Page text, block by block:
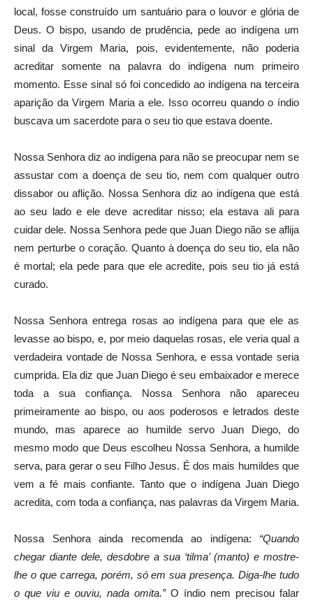
local, fosse construído um santuário para o louvor e glória de
Deus. O bispo, usando de prudência, pede ao indígena um
sinal da Virgem Maria, pois, evidentemente, não poderia
acreditar somente na palavra do indígena num primeiro
momento. Esse sinal só foi concedido ao indígena na terceira
aparição da Virgem Maria a ele. Isso ocorreu quando o índio
buscava um sacerdote para o seu tio que estava doente.
Nossa Senhora diz ao indígena para não se preocupar nem se
assustar com a doença de seu tio, nem com qualquer outro
dissabor ou aflição. Nossa Senhora diz ao indígena que está
ao seu lado e ele deve acreditar nisso; ela estava ali para
cuidar dele. Nossa Senhora pede que Juan Diego não se aflija
nem perturbe o coração. Quanto à doença do seu tio, ela não
é mortal; ela pede para que ele acredite, pois seu tio já está
curado.
Nossa Senhora entrega rosas ao indígena para que ele as
levasse ao bispo, e, por meio daquelas rosas, ele veria qual a
verdadeira vontade de Nossa Senhora, e essa vontade seria
cumprida. Ela diz que Juan Diego é seu embaixador e merece
toda a sua confiança. Nossa Senhora não apareceu
primeiramente ao bispo, ou aos poderosos e letrados deste
mundo, mas aparece ao humilde servo Juan Diego, do
mesmo modo que Deus escolheu Nossa Senhora, a humilde
serva, para gerar o seu Filho Jesus. É dos mais humildes que
vem a fé mais confiante. Tanto que o indígena Juan Diego
acredita, com toda a confiança, nas palavras da Virgem Maria.
Nossa Senhora ainda recomenda ao indígena: “Quando
chegar diante dele, desdobre a sua ‘tilma’ (manto) e mostre-
lhe o que carrega, porém, só em sua presença. Diga-lhe tudo
o que viu e ouviu, nada omita.”O índio nem precisou falar